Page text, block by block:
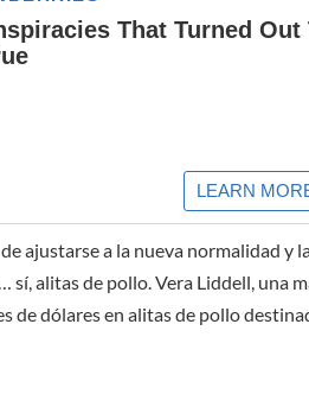
ajustarse a la nueva normalidad y
sí, alitas de pollo. Vera Liddell, una
de dólares en alitas de pollo